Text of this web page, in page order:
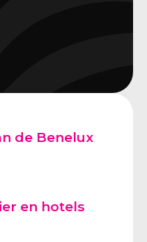
de Benelux
en hotels